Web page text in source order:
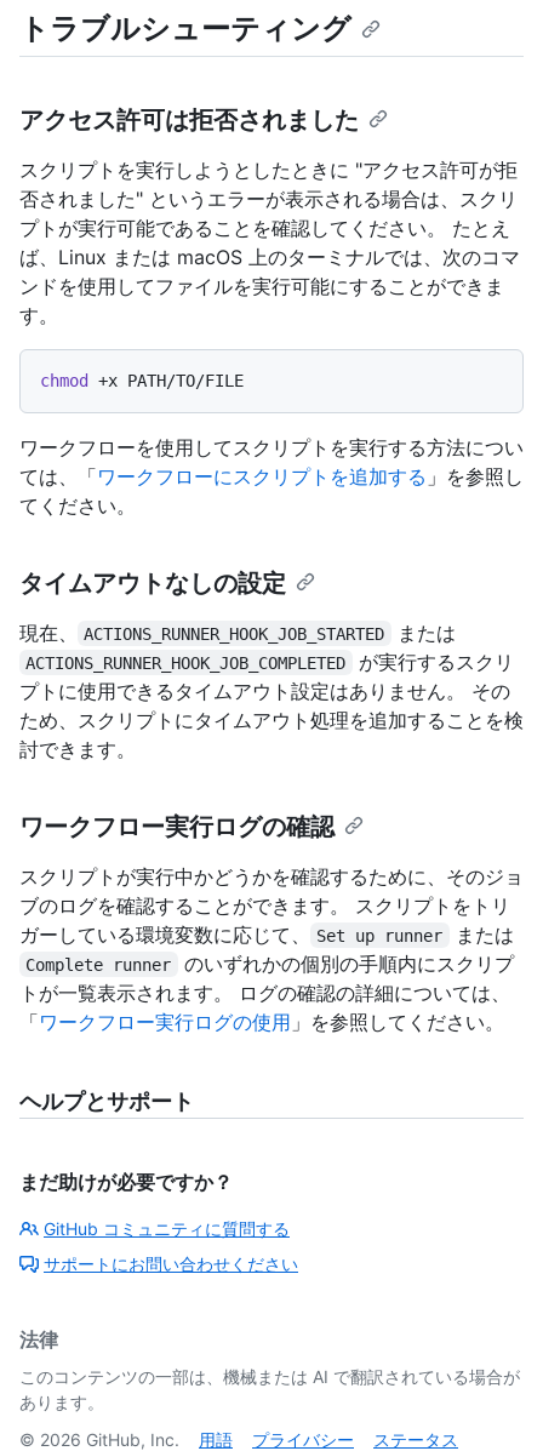
トラブルシューティング
アクセス許可は拒否されました
スクリプトを実行しようとしたときに "アクセス許可が拒
否されました" というエラーが表示される場合は、スクリ
プトが実行可能であることを確認してください。 たとえ
ば、Linux または macOS 上のターミナルでは、次のコマ
ンドを使用してファイルを実行可能にすることができま
す。
chmod
ワークフローを使用してスクリプトを実行する方法につい
ては、「ワークフローにスクリプトを追加する 」を参照し
てください。
タイムアウトなしの設定
現在、 ACTIONS_RUNNER_HOOK_JOB_STARTED または
ACTIONS_RUNNER_HOOK_JOB_COMPLETED
が実行するスクリ
プトに使用できるタイムアウト設定はありません。 その
ため、スクリプトにタイムアウト処理を追加することを検
討できます。
ワークフロー実行ログの確認
スクリプトが実行中かどうかを確認するために、そのジョ
ブのログを確認することができます。 スクリプトをトリ
ガーしている環境変数に応じて、
Set up runner または
Complete runner
のいずれかの個別の手順内にスクリプ
トが一覧表示されます。 ログの確認の詳細については、
「ワークフロー実行ログの使用 」を参照してください。
ヘルプとサポート
まだ助けが必要ですか？
GitHub コミュニティに質問する
サポートにお問い合わせください
法律
このコンテンツの一部は、機械または AI で翻訳されている場合が
あります。
© 2026 GitHub, Inc. 用語 プライバシー ステータス